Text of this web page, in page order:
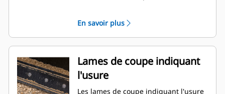
En savoir plus
Lames de coupe indiquant
l'usure
Les lames de coupe indiquant l'usure